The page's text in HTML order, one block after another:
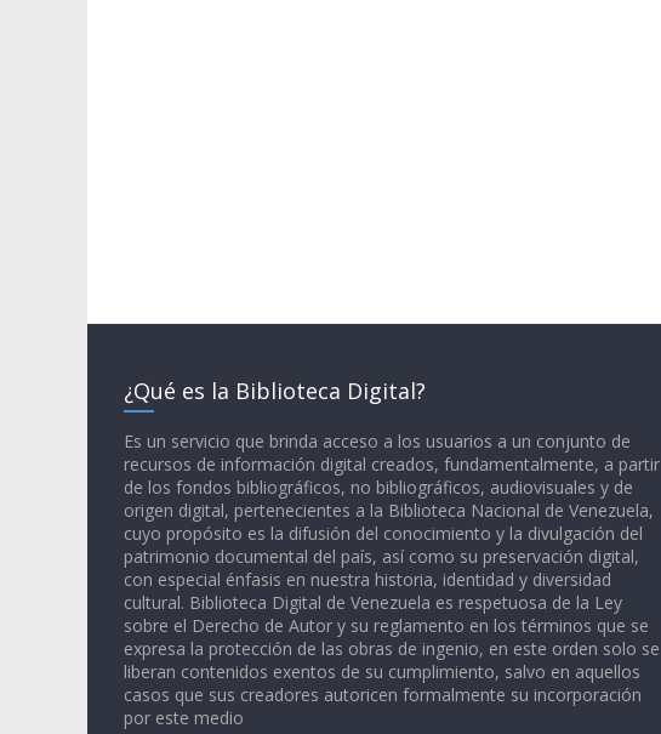
¿Qué es la Biblioteca Digital?
Es un servicio que brinda acceso a los usuarios a un conjunto de
recursos de información digital creados, fundamentalmente, a partir
de los fondos bibliográficos, no bibliográficos, audiovisuales y de
origen digital, pertenecientes a la Biblioteca Nacional de Venezuela,
cuyo propósito es la difusión del conocimiento y la divulgación del
patrimonio documental del país, así como su preservación digital,
con especial énfasis en nuestra historia, identidad y diversidad
cultural. Biblioteca Digital de Venezuela es respetuosa de la Ley
sobre el Derecho de Autor y su reglamento en los términos que se
expresa la protección de las obras de ingenio, en este orden solo se
liberan contenidos exentos de su cumplimiento, salvo en aquellos
casos que sus creadores autoricen formalmente su incorporación
por este medio